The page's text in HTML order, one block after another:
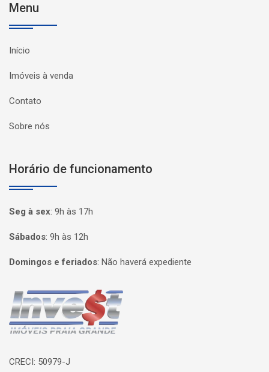
Menu
Início
Imóveis à venda
Contato
Sobre nós
Horário de funcionamento
Seg à sex: 9h às 17h
Sábados: 9h às 12h
Domingos e feriados: Não haverá expediente
Página inicial
CRECI: 50979-J